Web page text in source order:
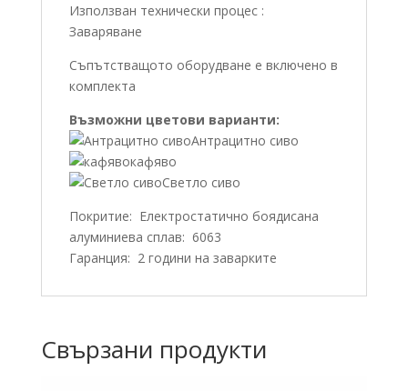
Използван технически процес :
Заваряване
Съпътстващото оборудване е включено в
комплекта
Възможни цветови варианти:
Антрацитно сиво
кафяво
Светло сиво
Покритие: Електростатично боядисана
алуминиева сплав: 6063
Гаранция: 2 години на заварките
Свързани продукти